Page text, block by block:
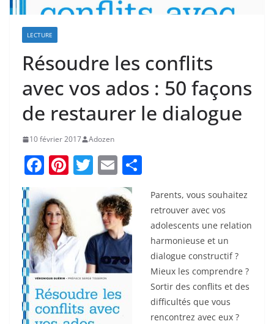
LECTURE
Résoudre les conflits
avec vos ados : 50 façons
de restaurer le dialogue
10 février 2017 Adozen
F
c
e
b
o
o
k
Pi
er
e
st
T
itt
er
E
m
ai
l
ta
g
er
Parents, vous souhaitez
retrouver avec vos
adolescents une relation
harmonieuse et un
dialogue constructif ?
Mieux les comprendre ?
Sortir des conflits et des
difficultés que vous
rencontrez avec eux ?